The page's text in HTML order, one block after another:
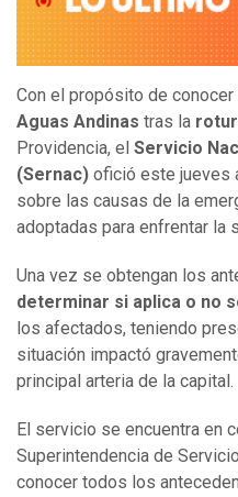
Con el propósito de conocer
Aguas Andinas tras la
Providencia, el Servicio
(Sernac) ofició este jueves
sobre las causas de la
adoptadas para enfrentar la
Una vez se obtengan los
determinar si aplica o no
los afectados, teniendo
situación impactó
principal arteria de la capital.
El servicio se encuentra en
Superintendencia de
conocer todos los